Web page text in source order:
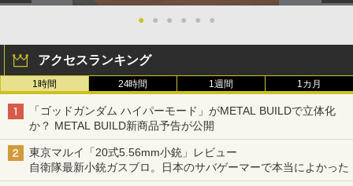
● ● ● ● ● ●
アクセスランキング
1時間 24時間 1週間 1カ月
「ゴッドガンダム ハイパーモード」がMETAL BUILDで立体化
か？ METAL BUILD新商品予告が公開
東京マルイ「20式5.56mm小銃」レビュー
自衛隊最新小銃ガスブロ。日本のサバゲーマーで本当によかった